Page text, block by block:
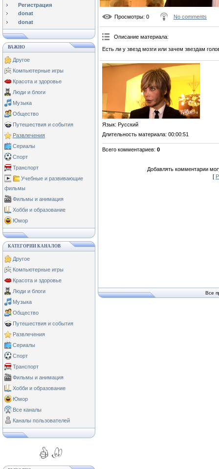
Регистрация
donat
donat
ВАЖНО
Другое
Компьютерные игры
Красота и здоровье
Люди и блоги
Музыка
Общество
Путешествия и события
Развлечения
Сериалы
Спорт
Транспорт
Учебные и развивающие
фильмы
Фильмы и анимация
Хобби и образование
Юмор
КАТЕГОРИИ КАНАЛОВ
Другое
Компьютерные игры
Красота и здоровье
Люди и блоги
Музыка
Общество
Путешествия и события
Развлечения
Сериалы
Спорт
Транспорт
Фильмы и анимация
Хобби и образование
Юмор
Все каналы
Каналы пользователей
Просмотры: 0 No comments
Описание материала:
Есть ли у звезд мозги или зачем звездам
Язык: Русский
Длительность материала: 00:00:51
Всего комментариев: 0
Добавлять комментарии
[
Все